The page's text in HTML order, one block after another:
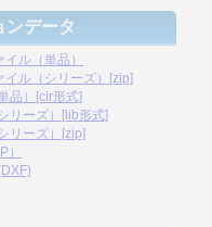
ンデータ
ル（単品）
イル（シリーズ）[zip]
品）[cir形式]
リーズ）[lib形式]
リーズ）[zip]